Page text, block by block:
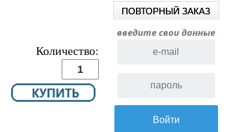
Количество:
ПОВТОРНЫЙ ЗАКАЗ
введите свои данные